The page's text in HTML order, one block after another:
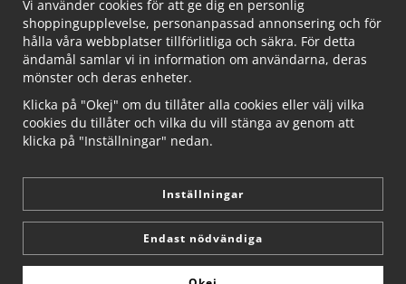
info@ahkliniken.se eller ring 070-622 85 65
Läs gärna mer på www.ahkliniken.se
Vi använder cookies för att ge dig en personlig
shoppingupplevelse, personanpassad annonsering och för
hålla våra webbplatser tillförlitliga och säkra. För detta
ändamål samlar vi in information om användarna, deras
mönster och deras enheter.
Klicka på "Okej" om du tillåter alla cookies eller välj vilka
cookies du tillåter och vilka du vill stänga av genom att
klicka på "Inställningar" nedan.
Inställningar
Endast nödvändiga